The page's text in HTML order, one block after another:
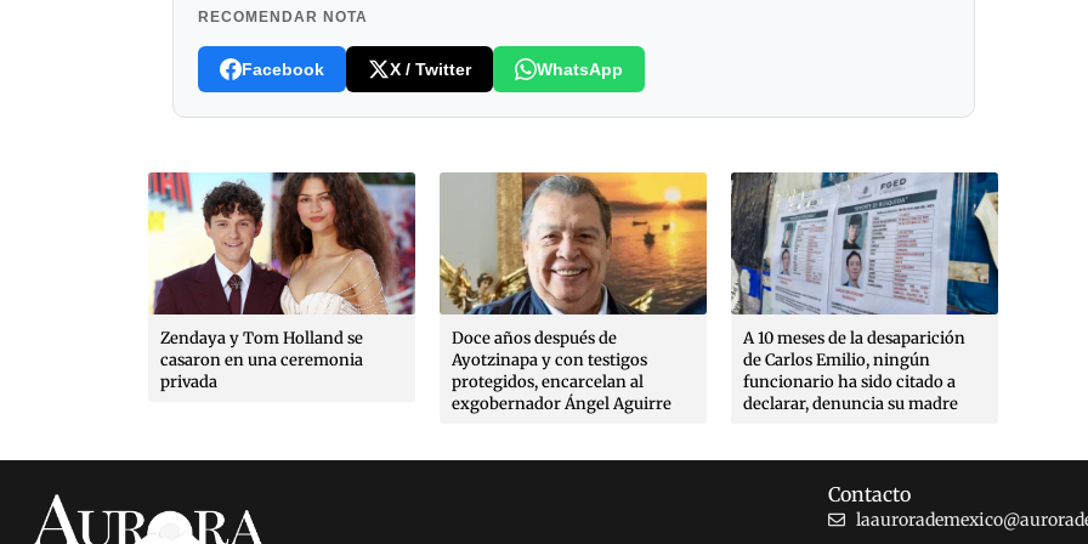
RECOMENDAR NOTA
Facebook X / Twitter WhatsApp
Zendaya y Tom Holland se
casaron en una ceremonia
privada
Doce años después de
Ayotzinapa y con testigos
protegidos, encarcelan al
exgobernador Ángel Aguirre
A 10 meses de la desaparición
de Carlos Emilio, ningún
funcionario ha sido citado a
declarar, denuncia su madre
Contacto